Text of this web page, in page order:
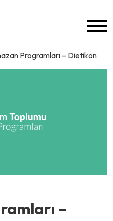
Programları – Dietikon
–